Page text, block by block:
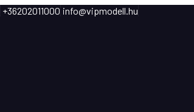
+36202011000 info@vipmodell.hu